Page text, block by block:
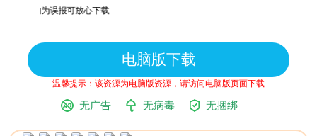
险，均为误报可放心下载
电脑版下载
温馨提示：该资源为电脑版资源，请访问电脑版页面下载
无广告 无病毒 无捆绑